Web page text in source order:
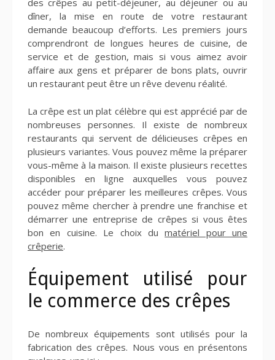
des crêpes au petit-déjeuner, au déjeuner ou au
dîner, la mise en route de votre restaurant
demande beaucoup d’efforts. Les premiers jours
comprendront de longues heures de cuisine, de
service et de gestion, mais si vous aimez avoir
affaire aux gens et préparer de bons plats, ouvrir
un restaurant peut être un rêve devenu réalité.
La crêpe est un plat célèbre qui est apprécié par de
nombreuses personnes. Il existe de nombreux
restaurants qui servent de délicieuses crêpes en
plusieurs variantes. Vous pouvez même la préparer
vous-même à la maison. Il existe plusieurs recettes
disponibles en ligne auxquelles vous pouvez
accéder pour préparer les meilleures crêpes. Vous
pouvez même chercher à prendre une franchise et
démarrer une entreprise de crêpes si vous êtes
bon en cuisine. Le choix dumatériel pour une
crêperie.
Équipement utilisé pour
le commerce des crêpes
De nombreux équipements sont utilisés pour la
fabrication des crêpes. Nous vous en présentons